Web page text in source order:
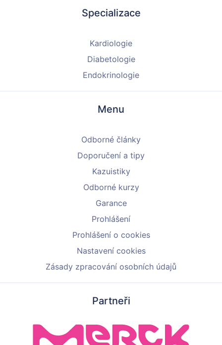
Specializace
Kardiologie
Diabetologie
Endokrinologie
Menu
Odborné články
Doporučení a tipy
Kazuistiky
Odborné kurzy
Garance
Prohlášení
Prohlášení o cookies
Nastavení cookies
Zásady zpracování osobních údajů
Partneři